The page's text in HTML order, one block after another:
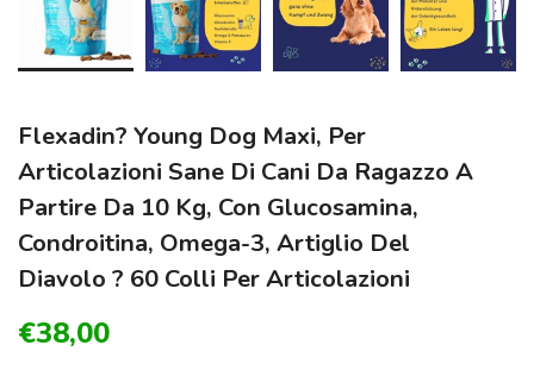
Flexadin? Young Dog Maxi, Per
Articolazioni Sane Di Cani Da Ragazzo A
Partire Da 10 Kg, Con Glucosamina,
Condroitina, Omega-3, Artiglio Del
Diavolo ? 60 Colli Per Articolazioni
€38,00